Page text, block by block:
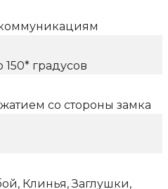
градусов
со стороны замка
Клинья, Заглушки,